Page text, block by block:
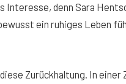
Interesse, denn Sara
ein ruhiges Leben
Zurückhaltung. In